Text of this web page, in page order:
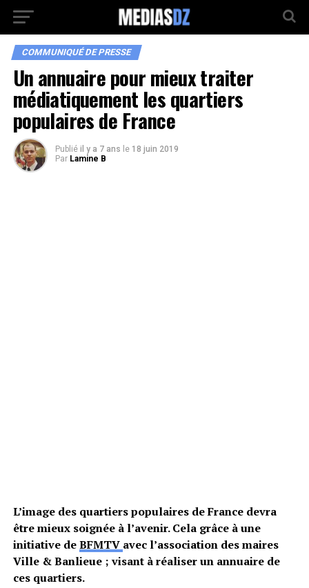
COMMUNIQUÉ DE PRESSE
Un annuaire pour mieux traiter
médiatiquement les quartiers
populaires de France
Publié il y a 7 ans le 18 juin 2019
Par Lamine B
L’image des quartiers populaires de France devra
être mieux soignée à l’avenir. Cela grâce à une
initiative deBFMTV avec l’association des maires
Ville & Banlieue ; visant à réaliser un annuaire de
ces quartiers.